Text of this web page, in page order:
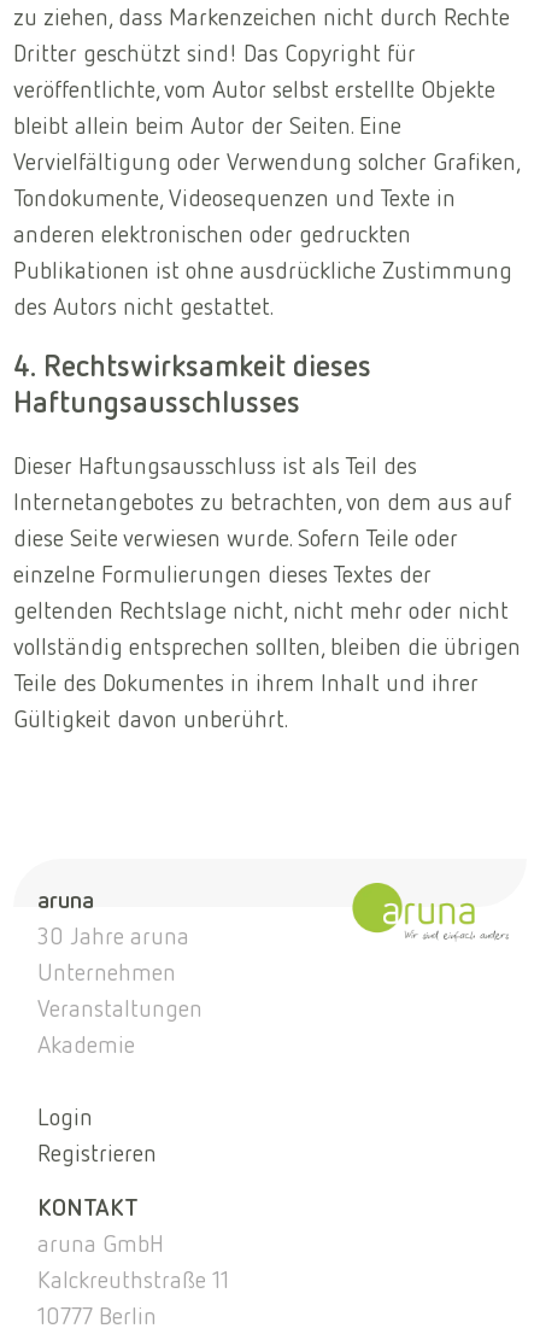
zu ziehen, dass Markenzeichen nicht durch Rechte
Dritter geschützt sind! Das Copyright für
veröffentlichte, vom Autor selbst erstellte Objekte
bleibt allein beim Autor der Seiten. Eine
Vervielfältigung oder Verwendung solcher Grafiken,
Tondokumente, Videosequenzen und Texte in
anderen elektronischen oder gedruckten
Publikationen ist ohne ausdrückliche Zustimmung
des Autors nicht gestattet.
4. Rechtswirksamkeit dieses
Haftungsausschlusses
Dieser Haftungsausschluss ist als Teil des
Internetangebotes zu betrachten, von dem aus auf
diese Seite verwiesen wurde. Sofern Teile oder
einzelne Formulierungen dieses Textes der
geltenden Rechtslage nicht, nicht mehr oder nicht
vollständig entsprechen sollten, bleiben die übrigen
Teile des Dokumentes in ihrem Inhalt und ihrer
Gültigkeit davon unberührt.
aruna
30 Jahre aruna
Unternehmen
Veranstaltungen
Akademie
Login
Registrieren
KONTAKT
aruna GmbH
Kalckreuthstraße 11
10777 Berlin